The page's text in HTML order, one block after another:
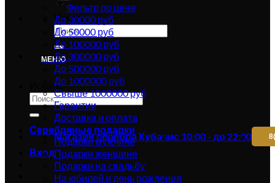
Искать:
МЕНЮ
Искать:
Магазин серебра Кубачис 10:00 - до 22:00
Вход
Фильтр по цене
До 30000 руб
До 50000 руб
До 100000 руб
До 300000 руб
До 500000 руб
До 1000000 руб
Свыше 1000000 руб
Гарантии
Доставка и оплата
Серебряные подарки
Подарки мужчине
Подарки женщине
Подарки на свадьбу
На юбилей и день рождения